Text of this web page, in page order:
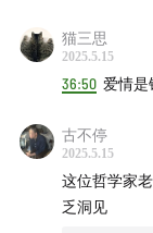
00:35:56邓老师
00:43:09被商品
00:49:22和西方
00:58:01 中国古
18. 方块字曾
得了远超字
19. “活着的
哲学思考。
猫三思
2025.5.15
36:50 爱情是
古不停
2025.5.15
这位哲学家
乏洞见